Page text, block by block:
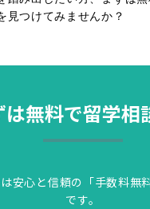
見つけてみませんか？
は無料で留学相
安心と信頼の「手数料無
です。